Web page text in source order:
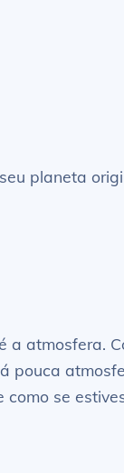
planeta
atmosfera.
pouca
se